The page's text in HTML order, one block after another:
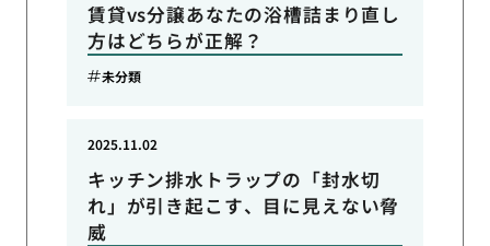
賃貸vs分譲あなたの浴槽詰まり直し
方はどちらが正解？
未分類
キッチン排水トラップの「封水切
れ」が引き起こす、目に見えない脅
威
2025.11.02